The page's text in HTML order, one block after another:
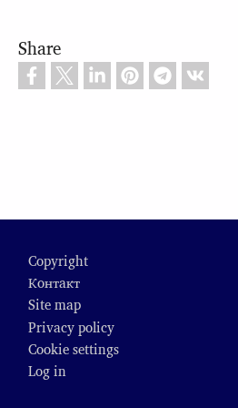
Share
Copyright
Контакт
Site map
Privacy policy
Cookie settings
Log in